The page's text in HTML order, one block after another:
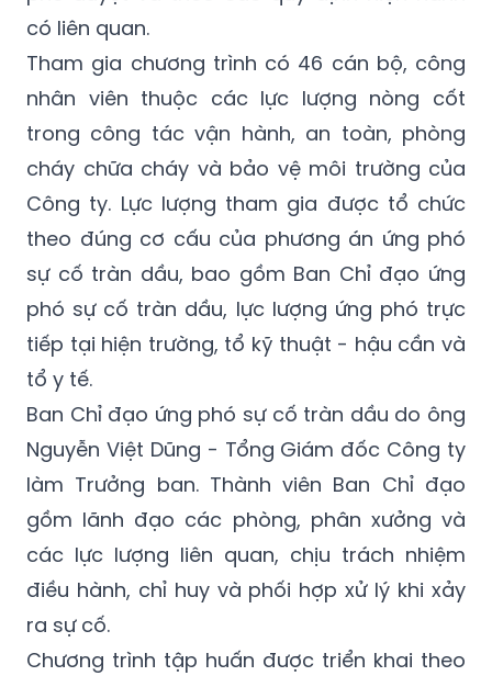
có liên quan.
Tham gia chương trình có 46 cán bộ, công
nhân viên thuộc các lực lượng nòng cốt
trong công tác vận hành, an toàn, phòng
cháy chữa cháy và bảo vệ môi trường của
Công ty. Lực lượng tham gia được tổ chức
theo đúng cơ cấu của phương án ứng phó
sự cố tràn dầu, bao gồm Ban Chỉ đạo ứng
phó sự cố tràn dầu, lực lượng ứng phó trực
tiếp tại hiện trường, tổ kỹ thuật - hậu cần và
tổ y tế.
Ban Chỉ đạo ứng phó sự cố tràn dầu do ông
Nguyễn Việt Dũng - Tổng Giám đốc Công ty
làm Trưởng ban. Thành viên Ban Chỉ đạo
gồm lãnh đạo các phòng, phân xưởng và
các lực lượng liên quan, chịu trách nhiệm
điều hành, chỉ huy và phối hợp xử lý khi xảy
ra sự cố.
Chương trình tập huấn được triển khai theo